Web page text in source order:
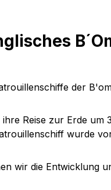
der
ihre Reise zur Erde
wurde
wir die Entwicklung